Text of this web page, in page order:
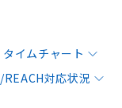
タイムチャート
REACH対応状況